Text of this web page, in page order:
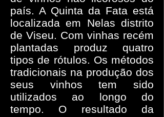
país. A Quinta da Fata está
localizada em Nelas distrito
de Viseu. Com vinhas recém
plantadas produz quatro
tipos de rótulos. Os métodos
tradicionais na produção dos
seus vinhos tem sido
utilizados ao longo do
tempo. O resultado da